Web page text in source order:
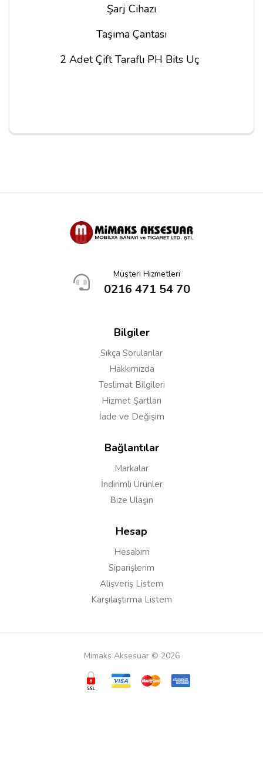
Şarj Cihazı
Taşıma Çantası
2 Adet Çift Taraflı PH Bits Uç
Yorumu Gönder
Müşteri Hizmetleri
0216 471 54 70
Bilgiler
Sıkça Sorulanlar
Hakkımızda
Teslimat Bilgileri
Hizmet Şartları
İade ve Değişim
Bağlantılar
Markalar
İndirimli Ürünler
Bize Ulaşın
Hesap
Hesabım
Siparişlerim
Alışveriş Listem
Karşılaştırma Listem
Mimaks Aksesuar © 2026